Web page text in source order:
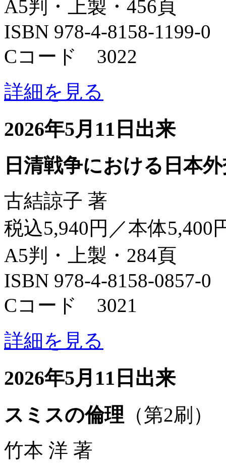
A5判・上製・456頁
ISBN 978-4-8158-1199-0
Cコード 3022
詳細を見る
2026年5月11日出来
日清戦争における日本
古結諒子 著
税込5,940円／本体5,400
A5判・上製・284頁
ISBN 978-4-8158-0857-0
Cコード 3021
詳細を見る
2026年5月11日出来
スミスの倫理 （第2刷）
竹本 洋 著